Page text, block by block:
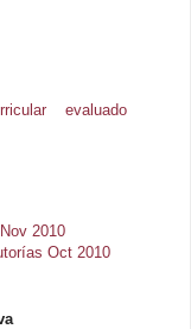
evaluado
2010
Oct 2010